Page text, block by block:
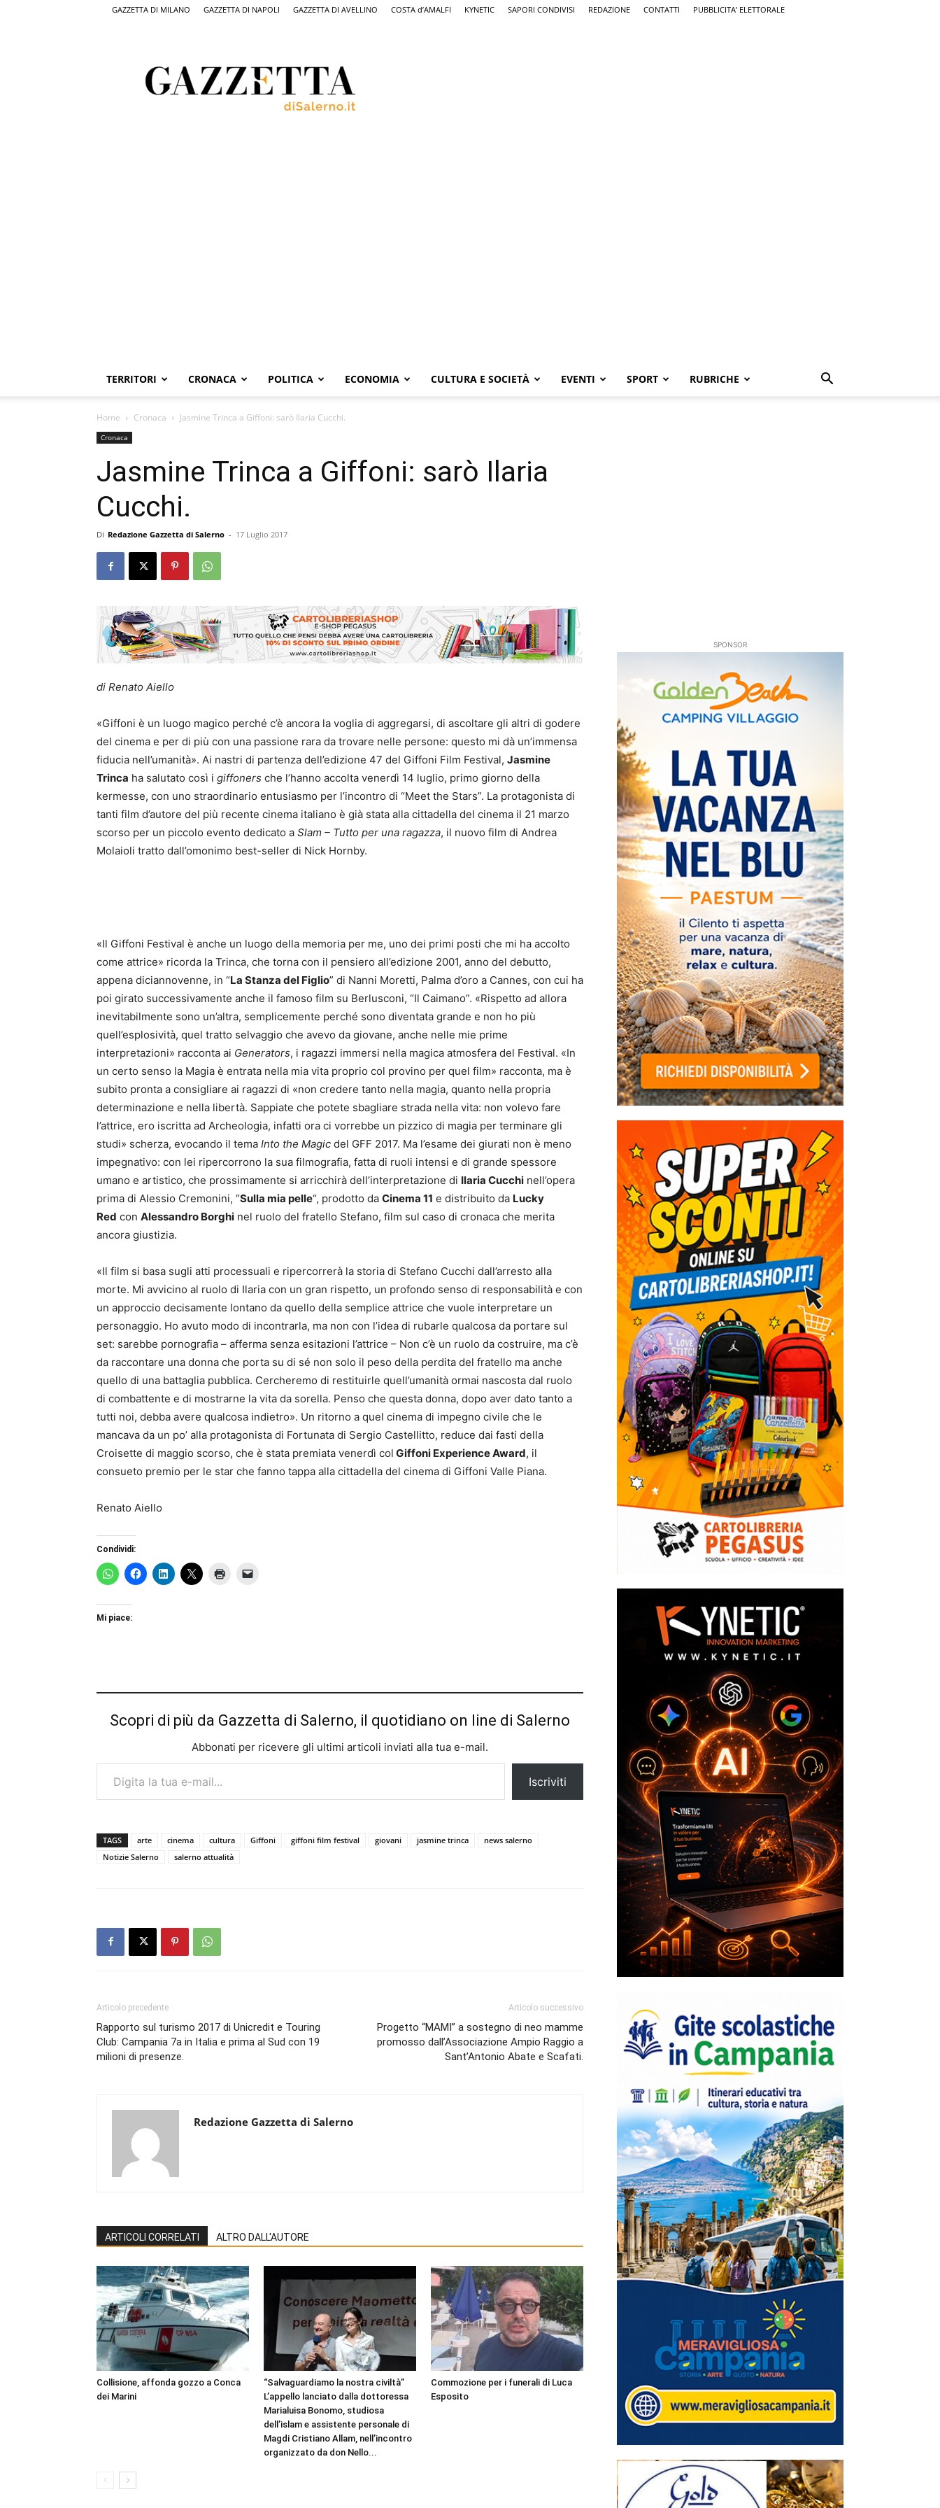
GAZZETTA DI MILANO GAZZETTA DI NAPOLI GAZZETTA DI AVELLINO COSTA d’AMALFI KYNETIC SAPORI CONDIVISI REDAZIONE CONTATTI PUBBLICITA’ ELETTORALE
Salerno,
il
quotidiano
TERRITORI CRONACA POLITICA ECONOMIA CULTURA E SOCIETÀ EVENTI SPORT RUBRICHE
Home Cronaca Jasmine Trinca a Giffoni: sarò Ilaria Cucchi.
Cronaca
Jasmine Trinca a Giffoni: sarò Ilaria
Cucchi.
Di Redazione Gazzetta di Salerno - 17 Luglio 2017
di Renato Aiello
«Giffoni è un luogo magico perché c’è ancora la voglia di aggregarsi, di ascoltare gli altri di godere
del cinema e per di più con una passione rara da trovare nelle persone: questo mi dà un’immensa
fiducia nell’umanità». Ai nastri di partenza dell’edizione 47 del Giffoni Film Festival, Jasmine
Trinca ha salutato così i giffoners che l’hanno accolta venerdì 14 luglio, primo giorno della
kermesse, con uno straordinario entusiasmo per l’incontro di “Meet the Stars”. La protagonista di
tanti film d’autore del più recente cinema italiano è già stata alla cittadella del cinema il 21 marzo
scorso per un piccolo evento dedicato a Slam – Tutto per una ragazza, il nuovo film di Andrea
Molaioli tratto dall’omonimo best-seller di Nick Hornby.
«Il Giffoni Festival è anche un luogo della memoria per me, uno dei primi posti che mi ha accolto
come attrice» ricorda la Trinca, che torna con il pensiero all’edizione 2001, anno del debutto,
appena diciannovenne, in “La Stanza del Figlio” di Nanni Moretti, Palma d’oro a Cannes, con cui ha
poi girato successivamente anche il famoso film su Berlusconi, “Il Caimano”. «Rispetto ad allora
inevitabilmente sono un’altra, semplicemente perché sono diventata grande e non ho più
quell’esplosività, quel tratto selvaggio che avevo da giovane, anche nelle mie prime
interpretazioni» racconta ai Generators, i ragazzi immersi nella magica atmosfera del Festival. «In
un certo senso la Magia è entrata nella mia vita proprio col provino per quel film» racconta, ma è
subito pronta a consigliare ai ragazzi di «non credere tanto nella magia, quanto nella propria
determinazione e nella libertà. Sappiate che potete sbagliare strada nella vita: non volevo fare
l’attrice, ero iscritta ad Archeologia, infatti ora ci vorrebbe un pizzico di magia per terminare gli
studi» scherza, evocando il tema Into the Magic del GFF 2017. Ma l’esame dei giurati non è meno
impegnativo: con lei ripercorrono la sua filmografia, fatta di ruoli intensi e di grande spessore
umano e artistico, che prossimamente si arricchirà dell’interpretazione di Ilaria Cucchi nell’opera
prima di Alessio Cremonini, “Sulla mia pelle“, prodotto da Cinema 11 e distribuito da Lucky
Red con Alessandro Borghi nel ruolo del fratello Stefano, film sul caso di cronaca che merita
ancora giustizia.
«Il film si basa sugli atti processuali e ripercorrerà la storia di Stefano Cucchi dall’arresto alla
morte. Mi avvicino al ruolo di Ilaria con un gran rispetto, un profondo senso di responsabilità e con
un approccio decisamente lontano da quello della semplice attrice che vuole interpretare un
personaggio. Ho avuto modo di incontrarla, ma non con l’idea di rubarle qualcosa da portare sul
set: sarebbe pornografia – afferma senza esitazioni l’attrice – Non c’è un ruolo da costruire, ma c’è
da raccontare una donna che porta su di sé non solo il peso della perdita del fratello ma anche
quello di una battaglia pubblica. Cercheremo di restituirle quell’umanità ormai nascosta dal ruolo
di combattente e di mostrarne la vita da sorella. Penso che questa donna, dopo aver dato tanto a
tutti noi, debba avere qualcosa indietro». Un ritorno a quel cinema di impegno civile che le
mancava da un po’ alla protagonista di Fortunata di Sergio Castellitto, reduce dai fasti della
Croisette di maggio scorso, che è stata premiata venerdì col Giffoni Experience Award, il
consueto premio per le star che fanno tappa alla cittadella del cinema di Giffoni Valle Piana.
Renato Aiello
Condividi:
Mi piace:
Scopri di più da Gazzetta di Salerno, il quotidiano on line di Salerno
Abbonati per ricevere gli ultimi articoli inviati alla tua e-mail.
Digita la tua e-mail...
Iscriviti
TAGS arte cinema cultura Giffoni giffoni film festival giovani jasmine trinca
news salerno
Notizie Salerno
salerno attualità
Articolo precedente
Rapporto sul turismo 2017 di Unicredit e Touring
Club: Campania 7a in Italia e prima al Sud con 19
milioni di presenze.
Articolo successivo
Progetto “MAMI” a sostegno di neo mamme
promosso dall’Associazione Ampio Raggio a
Sant’Antonio Abate e Scafati.
Redazione Gazzetta di Salerno
ARTICOLI CORRELATI ALTRO DALL'AUTORE
Collisione, affonda gozzo a Conca
dei Marini
“Salvaguardiamo la nostra civiltà”
L’appello lanciato dalla dottoressa
Marialuisa Bonomo, studiosa
dell’islam e assistente personale di
Magdi Cristiano Allam, nell’incontro
organizzato da don Nello...
Commozione per i funerali di Luca
Esposito
SPONSOR